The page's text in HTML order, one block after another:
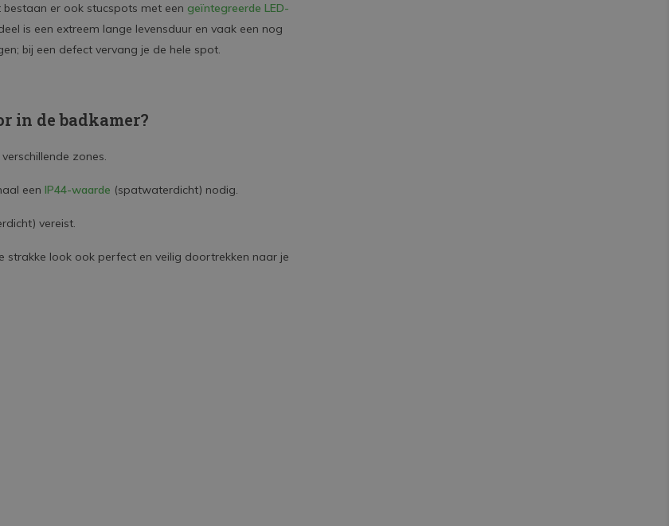
er ook stucspots met een geïntegreerde LED-
is een extreem lange levensduur en vaak een nog
bij een defect vervang je de hele spot.
in de badkamer?
zones.
een IP44-waarde (spatwaterdicht) nodig.
vereist.
strakke look ook perfect en veilig doortrekken naar je